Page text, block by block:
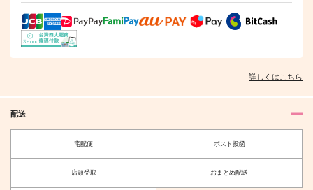
詳しくはこちら
配送
宅配便 ポスト投函
店頭受取 おまとめ配送